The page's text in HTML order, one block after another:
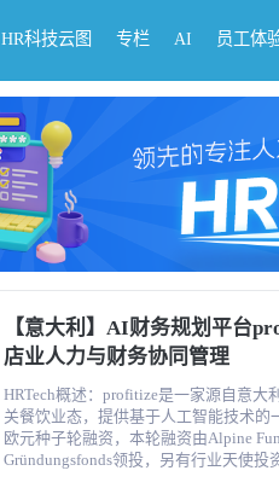
HR科技云图 专栏 AI 员工体
【意大利】AI财务规划平台
店业人力与财务协同管理
HRTech概述：profitize是一家源自意
关餐饮业态，提供基于人工智能技术
欧元种子轮融资，本轮融资由Alpine
Gründungsfonds领投，另有行业天使